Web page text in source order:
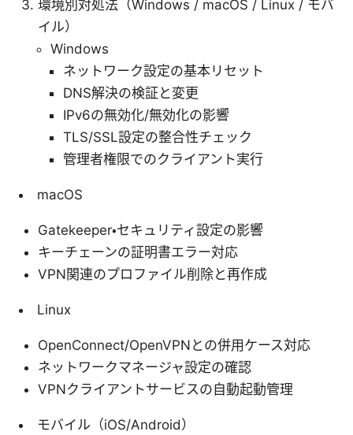
環境別対処法（Windows / macOS / Linux / モバ
イル）
Windows
ネットワーク設定の基本リセット
DNS解決の検証と変更
IPv6の無効化/無効化の影響
TLS/SSL設定の整合性チェック
管理者権限でのクライアント実行
macOS
Gatekeeper・セキュリティ設定の影響
キーチェーンの証明書エラー対応
VPN関連のプロファイル削除と再作成
Linux
OpenConnect/OpenVPNとの併用ケース対応
ネットワークマネージャ設定の確認
VPNクライアントサービスの自動起動管理
モバイル（iOS/Android）